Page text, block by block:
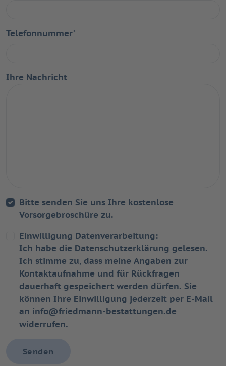
Telefonnummer*
Ihre Nachricht
Bitte senden Sie uns Ihre kostenlose
Vorsorgebroschüre zu.
Einwilligung Datenverarbeitung:
Ich habe die Datenschutzerklärung gelesen.
Ich stimme zu, dass meine Angaben zur
Kontaktaufnahme und für Rückfragen
dauerhaft gespeichert werden dürfen. Sie
können Ihre Einwilligung jederzeit per E-Mail
an info@friedmann-bestattungen.de
widerrufen.
Senden